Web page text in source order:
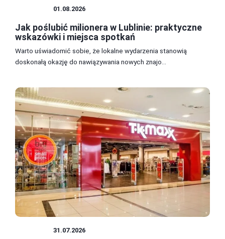
01.08.2026
Jak poślubić milionera w Lublinie: praktyczne
wskazówki i miejsca spotkań
Warto uświadomić sobie, że lokalne wydarzenia stanowią
doskonałą okazję do nawiązywania nowych znajo...
31.07.2026